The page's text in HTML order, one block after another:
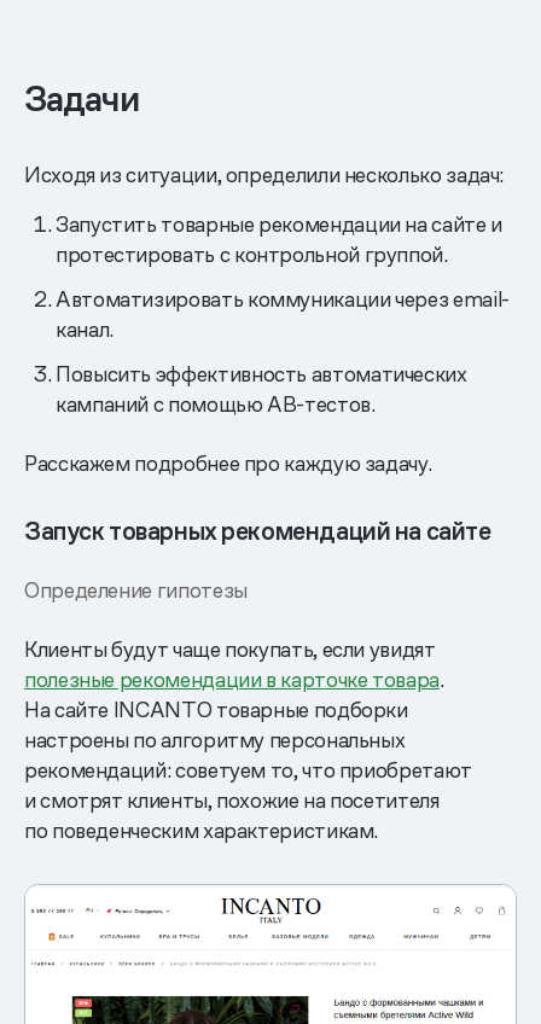
Задачи
Исходя из ситуации, определили несколько задач:
Запустить товарные рекомендации на сайте и
протестировать с контрольной группой.
Автоматизировать коммуникации через email-
канал.
Повысить эффективность автоматических
кампаний с помощью AB-тестов.
Расскажем подробнее про каждую задачу.
Запуск товарных рекомендаций на сайте
Определение гипотезы
Клиенты будут чаще покупать, если увидят
полезные рекомендации в карточке товара.
На сайте INCANTO товарные подборки
настроены по алгоритму персональных
рекомендаций: советуем то, что приобретают
и смотрят клиенты, похожие на посетителя
по поведенческим характеристикам.